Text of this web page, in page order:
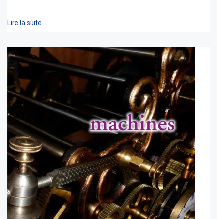
Lire la suite …